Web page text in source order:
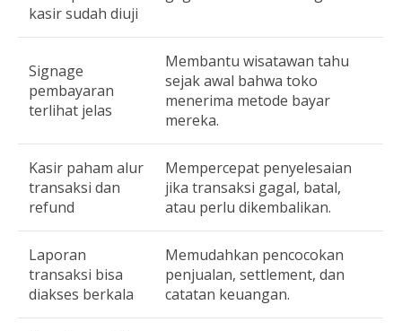
kasir sudah diuji
Signage
pembayaran
terlihat jelas
Membantu wisatawan tahu
sejak awal bahwa toko
menerima metode bayar
mereka.
Kasir paham alur
transaksi dan
refund
Mempercepat penyelesaian
jika transaksi gagal, batal,
atau perlu dikembalikan.
Laporan
transaksi bisa
diakses berkala
Memudahkan pencocokan
penjualan, settlement, dan
catatan keuangan.